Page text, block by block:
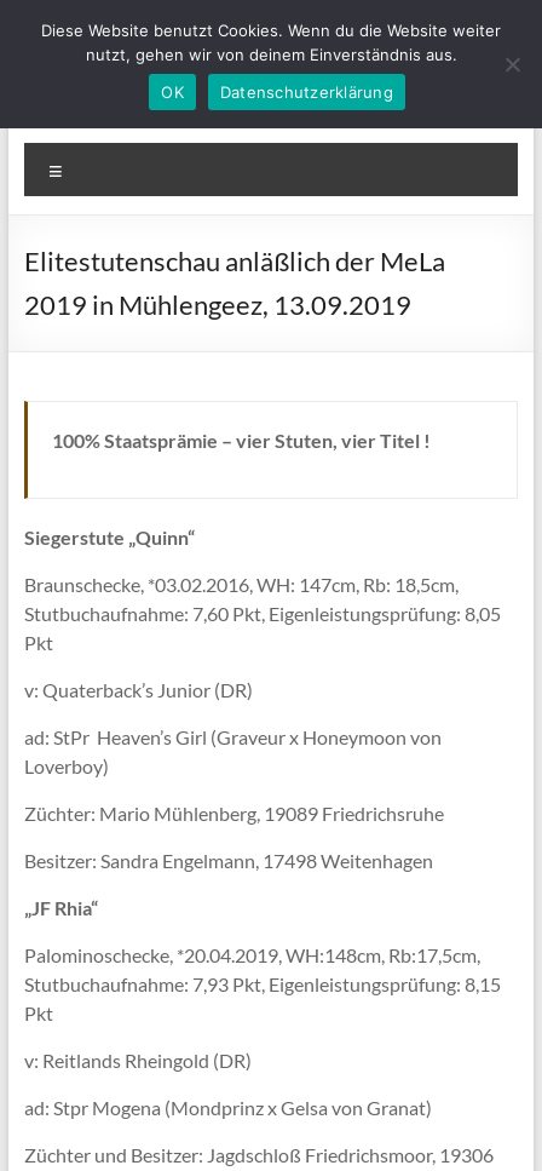
Zum
IGLewitzer-MV
Bunte Ponys für Groß und Klein
Elitestutenschau anläßlich der MeLa
2019 in Mühlengeez, 13.09.2019
100% Staatsprämie – vier Stuten, vier Titel !
Siegerstute „Quinn“
Braunschecke, *03.02.2016, WH: 147cm, Rb: 18,5cm,
Stutbuchaufnahme: 7,60 Pkt, Eigenleistungsprüfung: 8,05
Pkt
v: Quaterback’s Junior (DR)
ad: StPr Heaven’s Girl (Graveur x Honeymoon von
Loverboy)
Züchter: Mario Mühlenberg, 19089 Friedrichsruhe
Besitzer: Sandra Engelmann, 17498 Weitenhagen
„JF Rhia“
Palominoschecke, *20.04.2019, WH:148cm, Rb:17,5cm,
Stutbuchaufnahme: 7,93 Pkt, Eigenleistungsprüfung: 8,15
Pkt
v: Reitlands Rheingold (DR)
ad: Stpr Mogena (Mondprinz x Gelsa von Granat)
Züchter und Besitzer: Jagdschloß Friedrichsmoor, 19306
Diese Website benutzt Cookies. Wenn du die Website weiter
nutzt, gehen wir von deinem Einverständnis aus.
OK
Datenschutzerklärung